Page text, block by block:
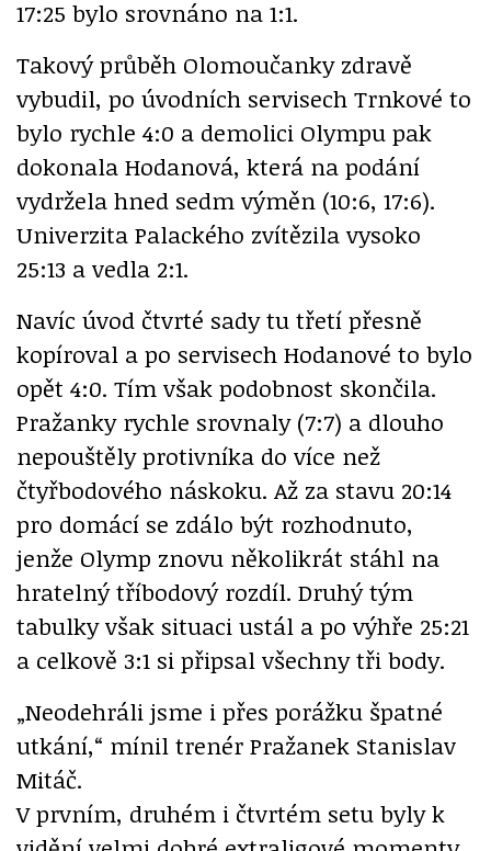
17:25 bylo srovnáno na 1:1.
Takový průběh Olomoučanky zdravě
vybudil, po úvodních servisech Trnkové to
bylo rychle 4:0 a demolici Olympu pak
dokonala Hodanová, která na podání
vydržela hned sedm výměn (10:6, 17:6).
Univerzita Palackého zvítězila vysoko
25:13 a vedla 2:1.
Navíc úvod čtvrté sady tu třetí přesně
kopíroval a po servisech Hodanové to bylo
opět 4:0. Tím však podobnost skončila.
Pražanky rychle srovnaly (7:7) a dlouho
nepouštěly protivníka do více než
čtyřbodového náskoku. Až za stavu 20:14
pro domácí se zdálo být rozhodnuto,
jenže Olymp znovu několikrát stáhl na
hratelný tříbodový rozdíl. Druhý tým
tabulky však situaci ustál a po výhře 25:21
a celkově 3:1 si připsal všechny tři body.
„Neodehráli jsme i přes porážku špatné
utkání,“ mínil trenér Pražanek Stanislav
Mitáč.
V prvním, druhém i čtvrtém setu byly k